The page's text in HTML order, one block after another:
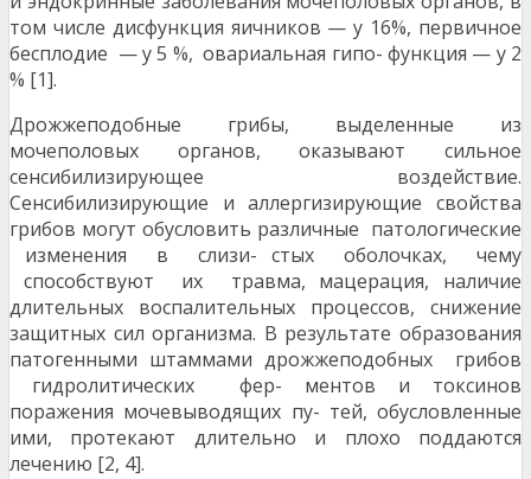
том числе дисфункция яичников — у 16%, первичное
бесплодие — у 5 %, овариальная гипо- функция — у 2
% [1].
Дрожжеподобные грибы, выделенные из
мочеполовых органов, оказывают сильное
сенсибилизирующее воздействие.
Сенсибилизирующие и аллергизирующие свойства
грибов могут обусловить различные патологические
изменения в слизи- стых оболочках, чему
способствуют их травма, мацерация, наличие
длительных воспалительных процессов, снижение
защитных сил организма. В результате образования
патогенными штаммами дрожжеподобных грибов
гидролитических фер- ментов и токсинов
поражения мочевыводящих пу- тей, обусловленные
ими, протекают длительно и плохо поддаются
лечению [2, 4].